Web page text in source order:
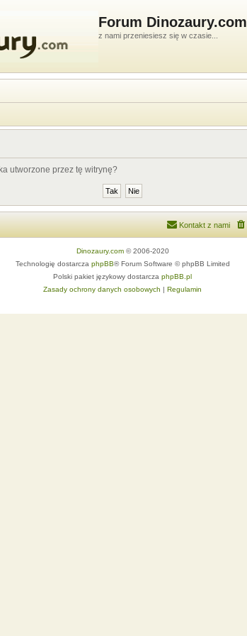
Forum Dinozaury.com
z nami przeniesiesz się w czasie...
utworzone przez tę witrynę?
Kontakt z nami
Dinozaury.com© 2006-2020
Technologię dostarcza phpBB® Forum Software © phpBB Limited
Polski pakiet językowy dostarcza phpBB.pl
Zasady ochrony danych osobowych | Regulamin